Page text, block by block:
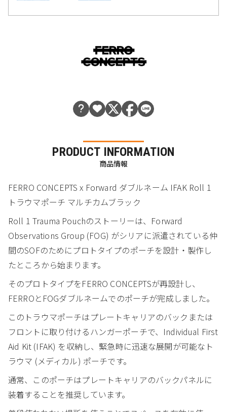
PRODUCT INFORMATION
商品情報
FERRO CONCEPTS x Forward ダブルネーム IFAK Roll 1
トラウマポーチ マルチカムブラック
Roll 1 Trauma Pouchのストーリーは、Forward
Observations Group (FOG) がシリアに派遣されている仲
間のSOFのためにプロトタイプのポーチを設計・製作し
たところから始まります。
そのプロトタイプをFERRO CONCEPTSが再設計し、
FERROとFOGダブルネームでのポーチが完成しました。
このトラウマポーチはプレートキャリアのバックまたは
フロントに取り付けるハンガーポーチで、Individual First
Aid Kit (IFAK) を収納し、緊急時に迅速な展開が可能なト
ラウマ (メディカル) ポーチです。
通常、このポーチはプレートキャリアのバックパネルに
装着することを推奨しています。